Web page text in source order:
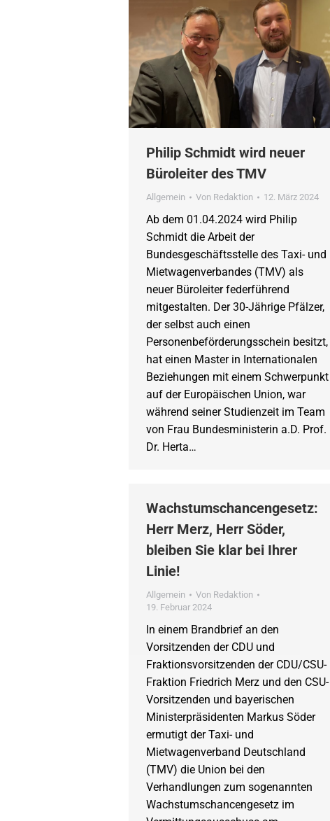
Philip Schmidt wird neuer
Büroleiter des TMV
Allgemein Von Redaktion 12. März 2024
Ab dem 01.04.2024 wird Philip
Schmidt die Arbeit der
Bundesgeschäftsstelle des Taxi- und
Mietwagenverbandes (TMV) als
neuer Büroleiter federführend
mitgestalten. Der 30-Jährige Pfälzer,
der selbst auch einen
Personenbeförderungsschein besitzt,
hat einen Master in Internationalen
Beziehungen mit einem Schwerpunkt
auf der Europäischen Union, war
während seiner Studienzeit im Team
von Frau Bundesministerin a.D. Prof.
Dr. Herta…
Wachstumschancengesetz:
Herr Merz, Herr Söder,
bleiben Sie klar bei Ihrer
Linie!
Allgemein Von Redaktion
19. Februar 2024
In einem Brandbrief an den
Vorsitzenden der CDU und
Fraktionsvorsitzenden der CDU/CSU-
Fraktion Friedrich Merz und den CSU-
Vorsitzenden und bayerischen
Ministerpräsidenten Markus Söder
ermutigt der Taxi- und
Mietwagenverband Deutschland
(TMV) die Union bei den
Verhandlungen zum sogenannten
Wachstumschancengesetz im